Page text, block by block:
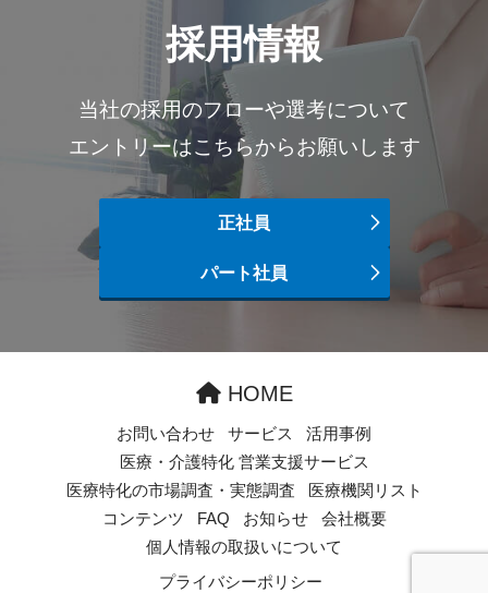
採用情報
当社の採用のフローや選考について
エントリーはこちらからお願いします
正社員
パート社員
HOME
お問い合わせ サービス
活用事例
医療・介護特化 営業支援サービス
医療特化の市場調査・実態調査
医療機関リスト
コンテンツ
FAQ お知らせ
会社概要
個人情報の取扱いについて
プライバシーポリシー